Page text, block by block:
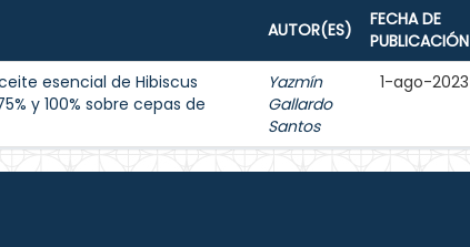
AUTOR(ES)
FECHA DE
PUBLICACIÓN
esencial de Hibiscus
y 100% sobre cepas de
Yazmín
Gallardo
Santos
1-ago-2023